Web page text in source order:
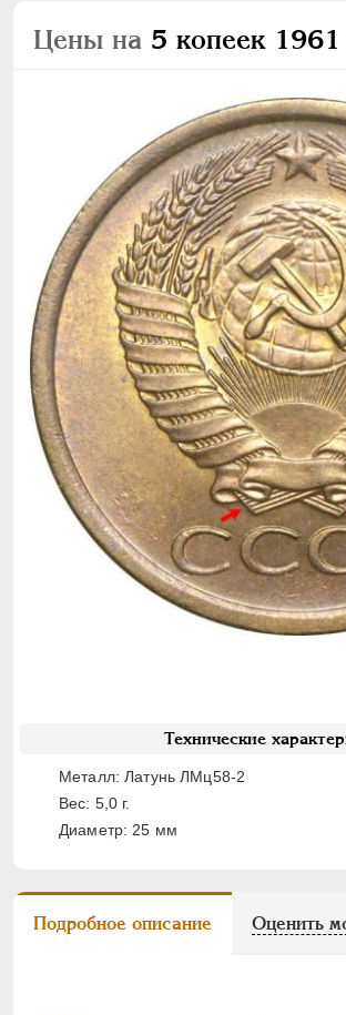
Цены на 5 копеек 1961
Технические
Металл: Латунь ЛМц58-2
Вес: 5,0 г.
Диаметр: 25 мм
Подробное описание Оценить